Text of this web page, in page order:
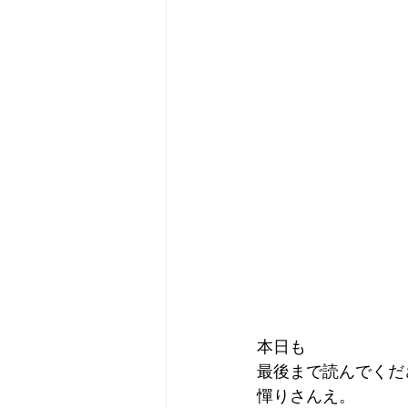
本日も
最後まで読んでくだ
憚りさんえ。